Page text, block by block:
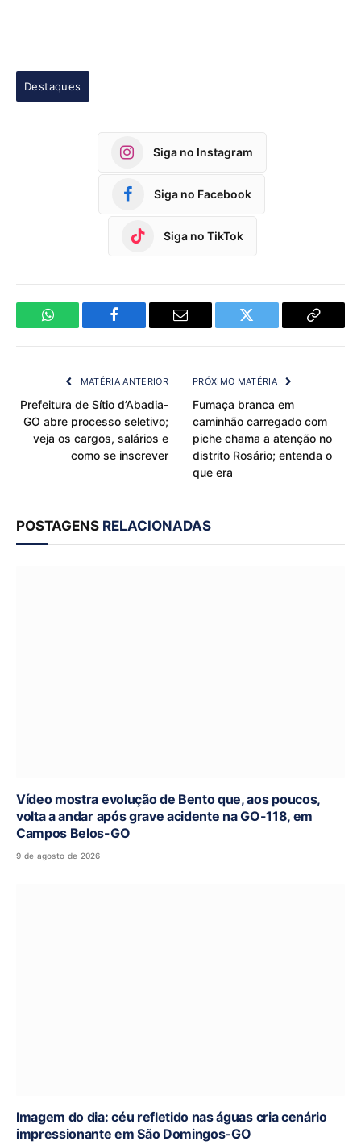
Destaques
Siga no Instagram
Siga no Facebook
Siga no TikTok
WhatsApp Facebook Email Twitter
Copy
MATÉRIA ANTERIOR
Prefeitura de Sítio d’Abadia-
GO abre processo seletivo;
veja os cargos, salários e
como se inscrever
PRÓXIMO MATÉRIA
Fumaça branca em
caminhão carregado com
piche chama a atenção no
distrito Rosário; entenda o
que era
POSTAGENS RELACIONADAS
Vídeo mostra evolução de Bento que, aos poucos,
volta a andar após grave acidente na GO-118, em
Campos Belos-GO
9 de agosto de 2026
Imagem do dia: céu refletido nas águas cria cenário
impressionante em São Domingos-GO